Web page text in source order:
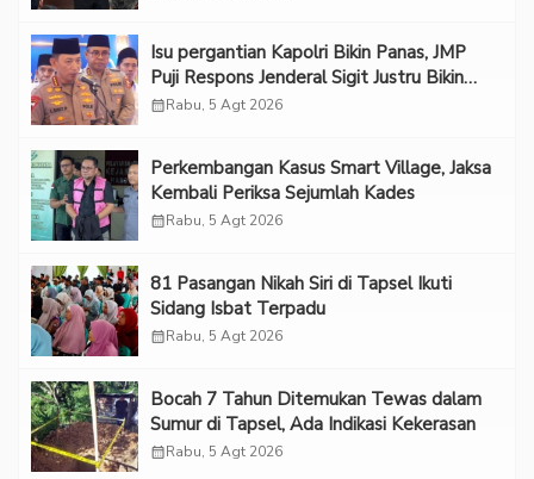
Isu pergantian Kapolri Bikin Panas, JMP
Puji Respons Jenderal Sigit Justru Bikin
“Adem”
calendar_monthRabu, 5 Agt 2026
Perkembangan Kasus Smart Village, Jaksa
Kembali Periksa Sejumlah Kades
calendar_monthRabu, 5 Agt 2026
81 Pasangan Nikah Siri di Tapsel Ikuti
Sidang Isbat Terpadu
calendar_monthRabu, 5 Agt 2026
Bocah 7 Tahun Ditemukan Tewas dalam
Sumur di Tapsel, Ada Indikasi Kekerasan
calendar_monthRabu, 5 Agt 2026